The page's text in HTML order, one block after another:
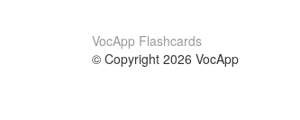
VocApp Flashcards
© Copyright 2026 VocApp